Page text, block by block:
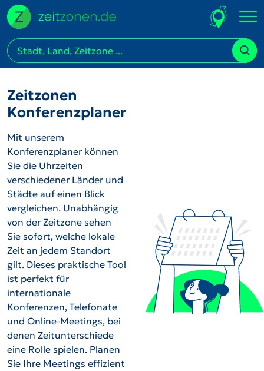
Zeitzonen
Konferenzplaner
Mit unserem
Konferenzplaner können
Sie die Uhrzeiten
verschiedener Länder und
Städte auf einen Blick
vergleichen. Unabhängig
von der Zeitzone sehen
Sie sofort, welche lokale
Zeit an jedem Standort
gilt. Dieses praktische Tool
ist perfekt für
internationale
Konferenzen, Telefonate
und Online-Meetings, bei
denen Zeitunterschiede
eine Rolle spielen. Planen
Sie Ihre Meetings effizient